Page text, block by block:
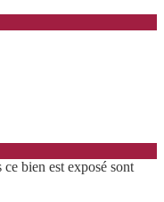
bien est exposé sont